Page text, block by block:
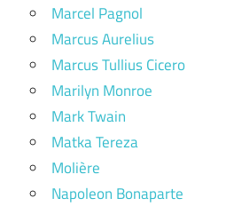
Marcel Pagnol
Marcus Aurelius
Marcus Tullius Cicero
Marilyn Monroe
Mark Twain
Matka Tereza
Molière
Napoleon Bonaparte